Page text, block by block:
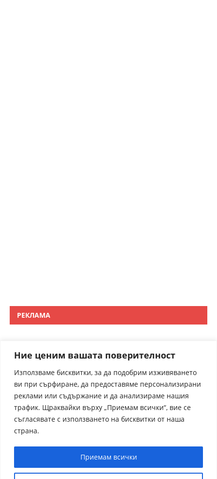
Ние ценим вашата поверителност
Използваме бисквитки, за да подобрим изживяването
ви при сърфиране, да предоставяме персонализирани
реклами или съдържание и да анализираме нашия
трафик. Щраквайки върху „Приемам всички“, вие се
съгласявате с използването на бисквитки от наша
страна.
Приемам всички
РЕКЛАМА